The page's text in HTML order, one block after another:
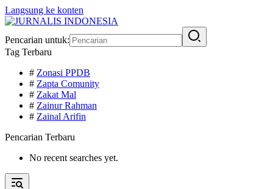
Langsung ke konten
Pencarian untuk:
Tag Terbaru
# Zonasi PPDB
# Zapta Comunity
# Zakat Mal
# Zainur Rahman
# Zainal Arifin
Pencarian Terbaru
No recent searches yet.